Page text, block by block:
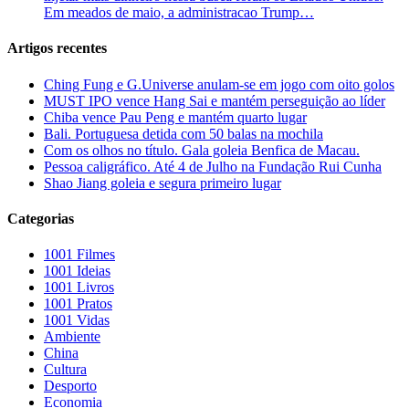
Em meados de maio, a administracao Trump…
Artigos recentes
Ching Fung e G.Universe anulam-se em jogo com oito golos
MUST IPO vence Hang Sai e mantém perseguição ao líder
Chiba vence Pau Peng e mantém quarto lugar
Bali. Portuguesa detida com 50 balas na mochila
Com os olhos no título. Gala goleia Benfica de Macau.
Pessoa caligráfico. Até 4 de Julho na Fundação Rui Cunha
Shao Jiang goleia e segura primeiro lugar
Categorias
1001 Filmes
1001 Ideias
1001 Livros
1001 Pratos
1001 Vidas
Ambiente
China
Cultura
Desporto
Economia